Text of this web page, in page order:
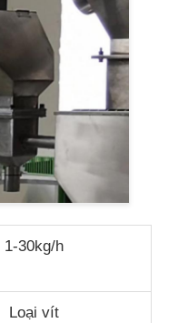
1-30kg/h
Loại vít